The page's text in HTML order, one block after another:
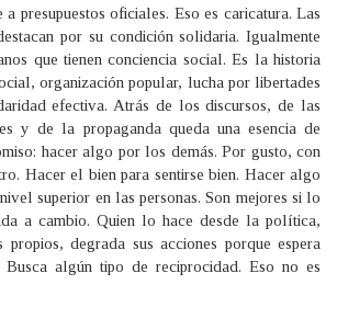
a presupuestos oficiales. Eso es caricatura. Las
por su condición solidaria. Igualmente
que tienen conciencia social. Es la historia
organización popular, lucha por libertades
efectiva. Atrás de los discursos, de las
y de la propaganda queda una esencia de
hacer algo por los demás. Por gusto, con
Hacer el bien para sentirse bien. Hacer algo
superior en las personas. Son mejores si lo
a cambio. Quien lo hace desde la política,
propios, degrada sus acciones porque espera
Busca algún tipo de reciprocidad. Eso no es